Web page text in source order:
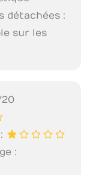
détachées :
sur les
: